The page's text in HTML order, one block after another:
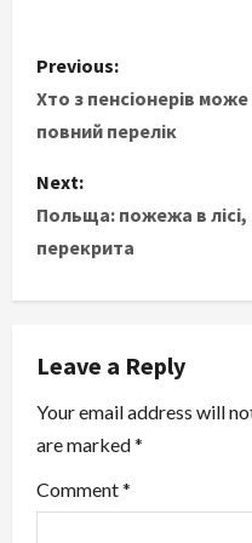
P
o
t
n
a
v
i
g
a
Previous:
Хто з пенсіонерів
повний перелік
Next:
Польща: пожежа в лісі,
перекрита
Leave a Reply
Your email address will
are marked*
Comment*